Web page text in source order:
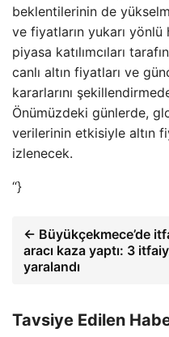
beklentilerinin de
ve fiyatların yukarı
piyasa katılımcıları
canlı altın fiyatları ve
kararlarını
Önümüzdeki günlerde,
verilerinin etkisiyle altın
izlenecek.
“}
← Büyükçekmece’de
aracı kaza yaptı: 3
yaralandı
Tavsiye Edilen